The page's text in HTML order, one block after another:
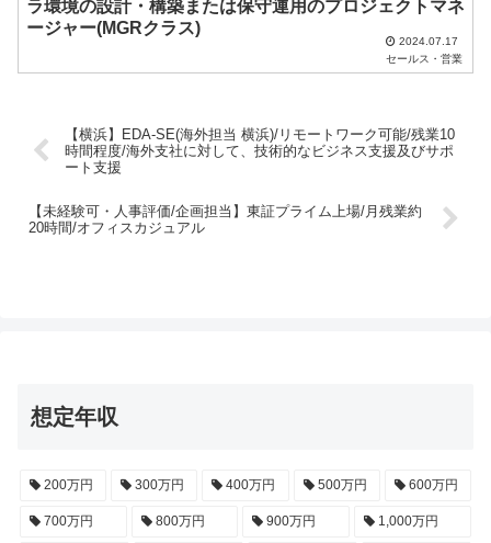
ラ環境の設計・構築または保守運用のプロジェクトマネ
ージャー(MGRクラス)
2024.07.17
セールス・営業
【横浜】EDA-SE(海外担当 横浜)/リモートワーク可能/残業10
時間程度/海外支社に対して、技術的なビジネス支援及びサポ
ート支援
【未経験可・人事評価/企画担当】東証プライム上場/月残業約
20時間/オフィスカジュアル
想定年収
200万円 300万円 400万円 500万円 600万円
700万円 800万円 900万円 1,000万円